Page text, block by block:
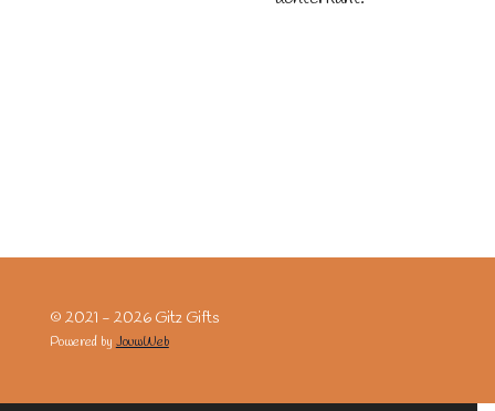
© 2021 - 2026 Gitz Gifts
Powered byJouwWeb